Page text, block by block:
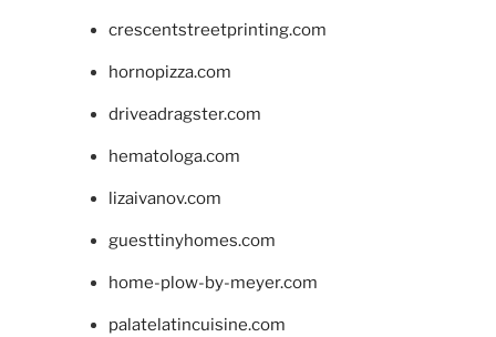
crescentstreetprinting.com
hornopizza.com
driveadragster.com
hematologa.com
lizaivanov.com
guesttinyhomes.com
home-plow-by-meyer.com
palatelatincuisine.com